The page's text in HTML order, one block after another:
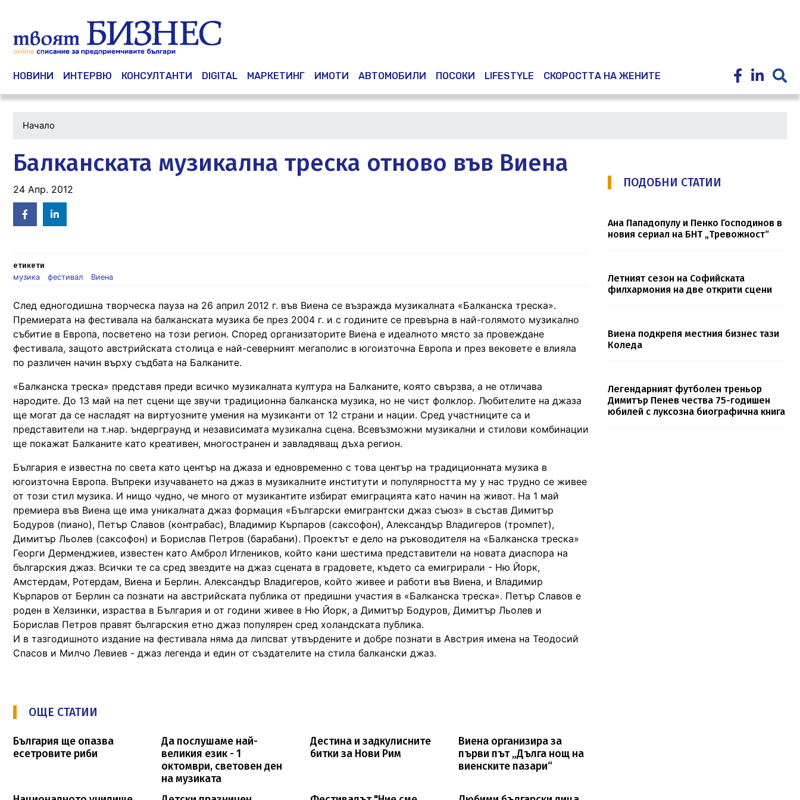
Main navigation
НОВИНИ ИНТЕРВЮ КОНСУЛТАНТИ DIGITAL МАРКЕТИНГ ИМОТИ АВТОМОБИЛИ ПОСОКИ LIFESTYLE СКОРОСТТА НА ЖЕНИТЕ
Начало
Балканската музикална треска отново във Виена
24 Апр. 2012
Facebook
in
етикети
музика
фестивал Виена
След едногодишна творческа пауза на 26 април 2012 г. във Виена се възражда музикалната «Балканска треска».
Премиерата на фестивала на балканската музика бе през 2004 г. и с годините се превърна в най-голямото музикално
събитие в Европа, посветено на този регион. Според организаторите Виена е идеалното място за провеждане
фестивала, защото австрийската столица е най-северният мегаполис в югоизточна Европа и през вековете е влияла
по различен начин върху съдбата на Балканите.
«Балканска треска» представя преди всичко музикалната култура на Балканите, която свързва, а не отличава
народите. До 13 май на пет сцени ще звучи традиционна балканска музика, но не чист фолклор. Любителите на джаза
ще могат да се насладят на виртуозните умения на музиканти от 12 страни и нации. Сред участниците са и
представители на т.нар. ъндерграунд и независимата музикална сцена. Всевъзможни музикални и стилови комбинации
ще покажат Балканите като креативен, многостранен и завладяващ дъха регион.
България е известна по света като център на джаза и едновременно с това център на традиционната музика в
югоизточна Европа. Въпреки изучаването на джаз в музикалните институти и популярността му у нас трудно се живее
от този стил музика. И нищо чудно, че много от музикантите избират емиграцията като начин на живот. На 1 май
премиера във Виена ще има уникалната джаз формация «Български емигрантски джаз съюз» в състав Димитър
Бодуров (пиано), Петър Славов (контрабас), Владимир Кърпаров (саксофон), Александър Владигеров (тромпет),
Димитър Льолев (саксофон) и Борислав Петров (барабани). Проектът е дело на ръководителя на «Балканска треска»
Георги Дерменджиев, известен като Амброл Иглеников, който кани шестима представители на новата диаспора на
българския джаз. Всички те са сред звездите на джаз сцената в градовете, където са емигрирали - Ню Йорк,
Амстердам, Ротердам, Виена и Берлин. Александър Владигеров, който живее и работи във Виена, и Владимир
Кърпаров от Берлин са познати на австрийската публика от предишни участия в «Балканска треска». Петър Славов е
роден в Хелзинки, израства в България и от години живее в Ню Йорк, а Димитър Бодуров, Димитър Льолев и
Борислав Петров правят българския етно джаз популярен сред холандската публика.
И в тазгодишното издание на фестивала няма да липсват утвърдените и добре познати в Австрия имена на Теодосий
Спасов и Милчо Левиев - джаз легенда и един от създателите на стила балкански джаз.
ОЩЕ СТАТИИ
България ще опазва
есетровите риби
Да послушаме най-
великия език - 1
октомври, световен ден
на музиката
Дестина и задкулисните
битки за Нови Рим
Виена организира за
първи път „Дълга нощ на
виенските пазари“
ПОДОБНИ СТАТИИ
Ана Пападопулу и Пенко Господинов в
новия сериал на БНТ „Тревожност“
Летният сезон на Софийската
филхармония на две открити сцени
Виена подкрепя местния бизнес тази
Коледа
Легендарният футболен треньор
Димитър Пенев чества 75-годишен
юбилей с луксозна биографична книга